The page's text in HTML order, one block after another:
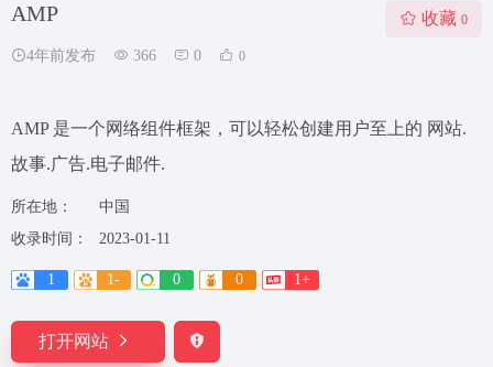
AMP
4年前发布 366 0 0
收藏 0
AMP 是一个网络组件框架，可以轻松创建用户至上的 网站.
故事.广告.电子邮件.
所在地：
中国
收录时间：
2023-01-11
1 1- 0 0 1+
打开网站